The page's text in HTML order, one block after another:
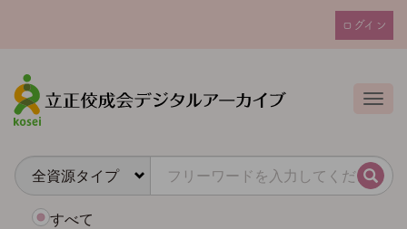
ン
テ
ン
ユ
カ
ウ
ログイン
検索
すべて